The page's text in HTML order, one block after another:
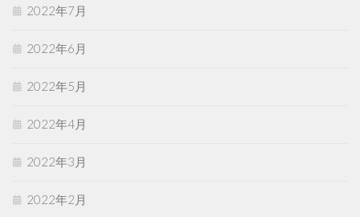
2022年7月
2022年6月
2022年5月
2022年4月
2022年3月
2022年2月